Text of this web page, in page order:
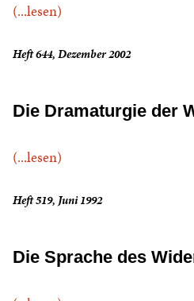
(...lesen)
Heft 644, Dezember 2002
Die Dramaturgie der
(...lesen)
Heft 519, Juni 1992
Die Sprache des